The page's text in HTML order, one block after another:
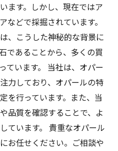
ます。しかし、現在ではア
などで採掘されています。
、こうした神秘的な背景に
であることから、多くの買
ています。 当社は、オパー
力しており、オパールの特
を行っています。また、当
品質を確認することで、よ
ています。 貴重なオパール
お任せください。ご相談や